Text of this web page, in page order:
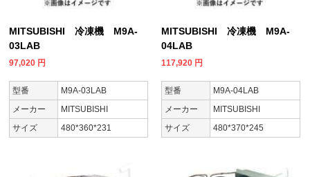
MITSUBISHI 冷凍機 M9A-
03LAB
97,020 円
型番
M9A-03LAB
メーカー
MITSUBISHI
サイズ
480*360*231
MITSUBISHI 冷凍機 M9A-
04LAB
117,920 円
型番
M9A-04LAB
メーカー
MITSUBISHI
サイズ
480*370*245